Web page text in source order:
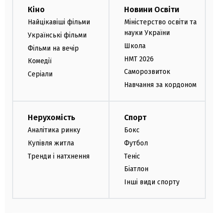
Кіно
Найцікавіші фільми
Українські фільми
Фільми на вечір
Комедії
Серіали
Новини Освіти
Міністерство освіти та
науки України
Школа
НМТ 2026
Саморозвиток
Навчання за кордоном
Нерухомість
Аналітика ринку
Купівля житла
Тренди і натхнення
Спорт
Бокс
Футбол
Теніс
Біатлон
Інші види спорту